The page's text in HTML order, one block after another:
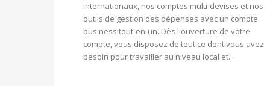
internationaux, nos comptes multi-devises et nos
outils de gestion des dépenses avec un compte
business tout-en-un. Dès l'ouverture de votre
compte, vous disposez de tout ce dont vous avez
besoin pour travailler au niveau local et...